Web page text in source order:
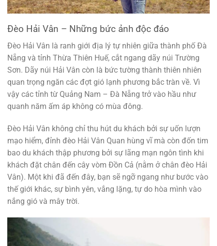
Đèo Hải Vân – Những bức ảnh độc đáo
Đèo Hải Vân là ranh giới địa lý tự nhiên giữa thành phố Đà
Nẵng và tỉnh Thừa Thiên Huế, cắt ngang dãy núi Trường
Sơn. Dãy núi Hải Vân còn là bức tường thành thiên nhiên
quan trọng ngăn các đợt gió lạnh phương bắc tràn về. Vì
vậy các tỉnh từ Quảng Nam – Đà Nẵng trở vào hầu như
quanh năm ấm áp không có mùa đông.
Đèo Hải Vân không chỉ thu hút du khách bởi sự uốn lượn
mạo hiểm, đỉnh đèo Hải Vân Quan hùng vĩ mà còn đốn tim
bao du khách thập phương bởi sự lãng mạn ngôn tình khi
khách đặt chân đến cây vòm Đồn Cả (nằm ở chân đèo Hải
Vân). Một khi đã đến đây, bạn sẽ ngỡ ngang như bước vào
thế giới khác, sự bình yên, vắng lặng, tự do hòa mình vào
nắng gió và mây trời.